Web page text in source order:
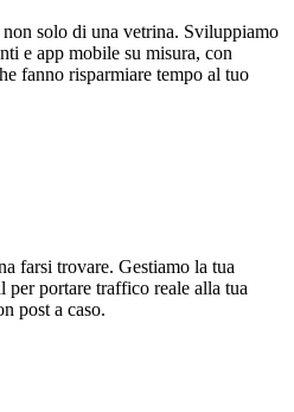
solo di una vetrina. Sviluppiamo
e app mobile su misura, con
fanno risparmiare tempo al tuo
farsi trovare. Gestiamo la tua
per portare traffico reale alla tua
post a caso.